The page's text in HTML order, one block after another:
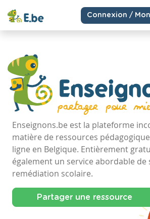
Connexion /
Enseignons.be est la plateforme
matière de ressources
ligne en Belgique. Entièrement
également un service abordable de
remédiation scolaire.
Partager une ressource